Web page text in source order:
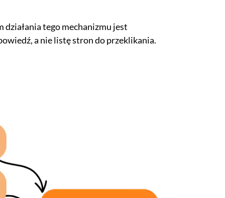
działania tego mechanizmu jest
a nie listę stron do przeklikania.